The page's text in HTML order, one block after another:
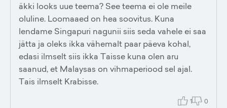
äkki looks uue teema? See teema ei ole meile
oluline. Loomaaed on hea soovitus. Kuna
lendame Singapuri nagunii siis seda vahele ei saa
jätta ja oleks ikka vähemalt paar päeva kohal,
edasi ilmselt siis ikka Taisse kuna olen aru
saanud, et Malaysas on vihmaperiood sel ajal.
Tais ilmselt Krabisse.
1 0